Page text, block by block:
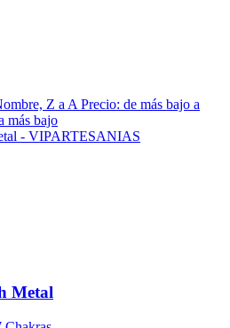
Z a A Precio: de más bajo a
más bajo
Metal